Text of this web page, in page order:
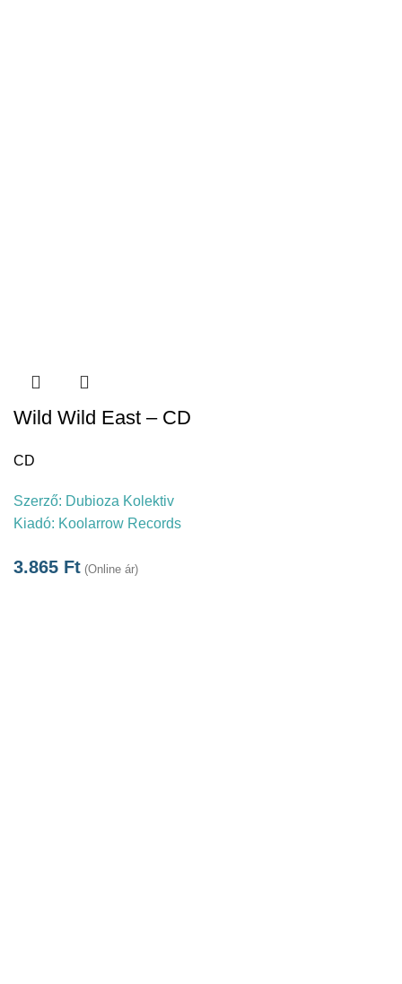
Wild Wild East – CD
CD
Szerző: Dubioza Kolektiv
Kiadó: Koolarrow Records
3.865 Ft (Online ár)